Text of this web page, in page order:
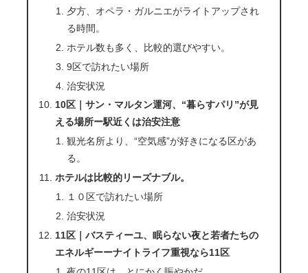
夕方、オペラ・ガルニエがライトアップされ
る時間。
ホテル数も多く、比較的選びやすい。
9区で訪れたい場所
治安状況
10区｜サン・マルタン運河、“暮らすパリ”が見
える場所ー駅近くは治安注意
観光名所より、“空気感”が好きになる区があ
る。
ホテルは比較的リーズナブル。
１０区で訪れたい場所
治安状況
11区｜バスティーユ、眠らない夜と若者たちの
エネルギーーナイトライフ重視なら11区